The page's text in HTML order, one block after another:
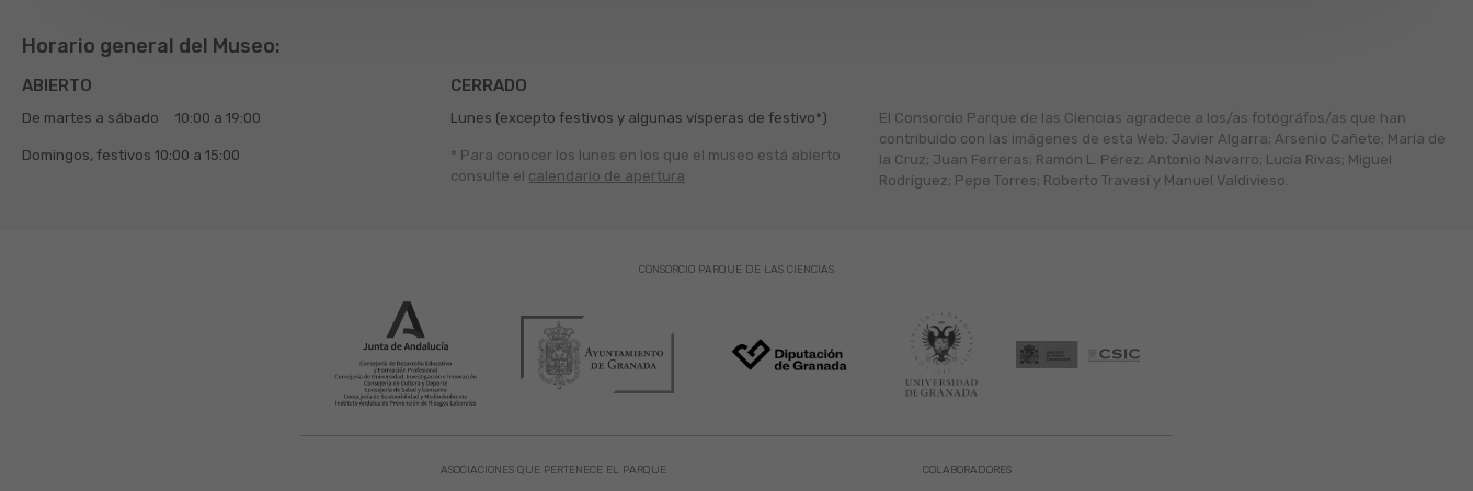
Horario general del Museo:
ABIERTO
De martes a sábado 10:00 a 19:00
Domingos, festivos 10:00 a 15:00
CERRADO
Lunes (excepto festivos y algunas vísperas de festivo*)
* Para conocer los lunes en los que el museo está abierto
consulte el calendario de apertura
El Consorcio Parque de las Ciencias agradece a los/as fotógráfos/as que han
contribuido con las imágenes de esta Web: Javier Algarra; Arsenio Cañete; María de
la Cruz; Juan Ferreras; Ramón L. Pérez; Antonio Navarro; Lucía Rivas; Miguel
Rodríguez; Pepe Torres; Roberto Travesí y Manuel Valdivieso.
ASOCIACIONES QUE PERTENECE EL PARQUE
CONSORCIO PARQUE DE LAS CIENCIAS
COLABORADORES